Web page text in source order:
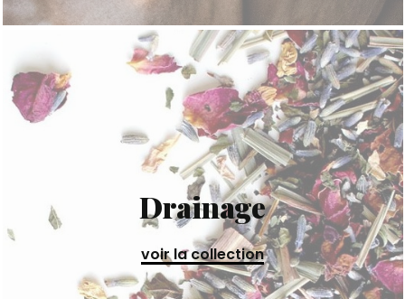
Drainage
voir la collection